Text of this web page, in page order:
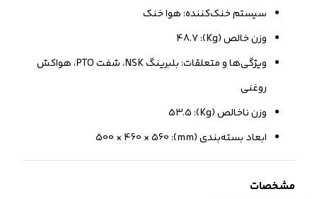
سیستم خنک‌کننده: هوا خنک
وزن خالص (Kg): 48.7
ویژگی‌ها و متعلقات: بلبرینگ NSK، شفت PTO، هواکش
روغنی
وزن ناخالص (Kg): 53.5
ابعاد بسته‌بندی (mm): 500 × 460 × 560
مشخصات